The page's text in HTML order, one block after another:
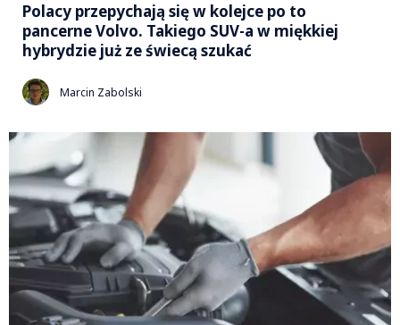
Polacy przepychają się w kolejce po to
pancerne Volvo. Takiego SUV-a w miękkiej
hybrydzie już ze świecą szukać
Marcin Zabolski